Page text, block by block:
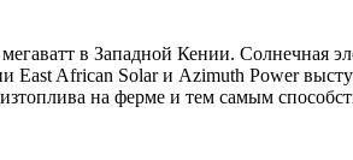
в Западной Кении. Солнечная
African Solar и Azimuth Power
на ферме и тем самым